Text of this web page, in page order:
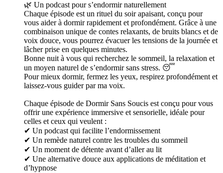
🌿 Un podcast pour s’endormir naturellement
Chaque épisode est un rituel du soir apaisant, conçu pour
vous aider à dormir rapidement et profondément. Grâce à une
combinaison unique de contes relaxants, de bruits blancs et de
voix douce, vous pourrez évacuer les tensions de la journée et
lâcher prise en quelques minutes.
Bonne nuit à vous qui recherchez le sommeil, la relaxation et
un moyen naturel de s’endormir sans stress. 😴
Pour mieux dormir, fermez les yeux, respirez profondément et
laissez-vous guider par ma voix.
Chaque épisode de Dormir Sans Soucis est conçu pour vous
offrir une expérience immersive et sensorielle, idéale pour
celles et ceux qui veulent :
✔ Un podcast qui facilite l’endormissement
✔ Un remède naturel contre les troubles du sommeil
✔ Un moment de détente avant d’aller au lit
✔ Une alternative douce aux applications de méditation et
d’hypnose